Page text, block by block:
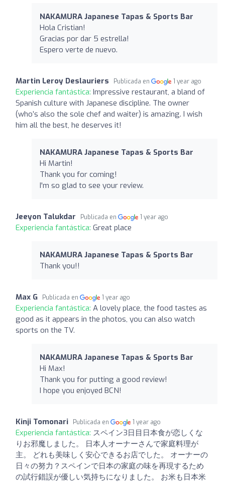
NAKAMURA Japanese Tapas & Sports Bar
Hola Cristian!
Gracias por dar 5 estrella!
Espero verte de nuevo.
Martin Leroy Deslauriers Publicada en 1 year ago
Experiencia fantástica: Impressive restaurant, a bland of
Spanish culture with Japanese discipline. The owner
(who’s also the sole chef and waiter) is amazing. I wish
him all the best, he deserves it!
NAKAMURA Japanese Tapas & Sports Bar
Hi Martin!
Thank you for coming!
I'm so glad to see your review.
Jeeyon Talukdar Publicada en 1 year ago
Experiencia fantástica: Great place
NAKAMURA Japanese Tapas & Sports Bar
Thank you!!
Max G Publicada en 1 year ago
Experiencia fantástica: A lovely place, the food tastes as
good as it appears in the photos, you can also watch
sports on the TV.
NAKAMURA Japanese Tapas & Sports Bar
Hi Max!
Thank you for putting a good review!
I hope you enjoyed BCN!
Kinji Tomonari Publicada en 1 year ago
Experiencia fantástica: スペイン3日目日本食が恋しくな
りお邪魔しました。 日本人オーナーさんで家庭料理が
主。 どれも美味しく安心できるお店でした。 オーナーの
日々の努力？スペインで日本の家庭の味を再現するため
の試行錯誤が優しい気持ちになりました。 お米も日本米